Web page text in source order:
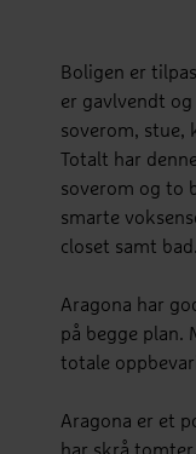
Boligen er
er gavlvendt
soverom, stue,
Totalt har
soverom og to
smarte
closet samt bad.
Aragona har
på begge plan.
totale
Aragona er et